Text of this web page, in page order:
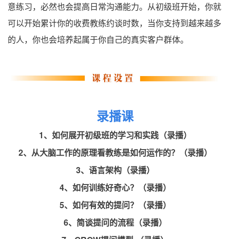
意练习，必然也会提高日常沟通能力。从初级班开始，你就
可以开始累计你的收费教练约谈时数，当你支持到越来越多
的人，你也会培养起属于你自己的真实客户群体。
录播课
1、如何展开初级班的学习和实践（录播）
2、从大脑工作的原理看教练是如何运作的？（录播）
3、语言架构（录播）
4、如何训练好奇心？（录播）
5、如何有效的提问？（录播）
6、简谈提问的流程（录播）